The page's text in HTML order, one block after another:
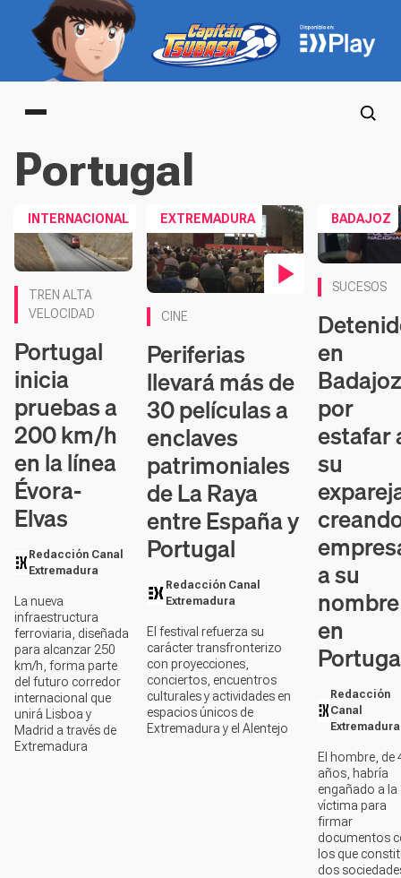
Main menu
Portugal
INTERNACIONAL
TREN ALTA
VELOCIDAD
Portugal
inicia
pruebas a
200 km/h
en la línea
Évora-
Elvas
Redacción Canal
Extremadura
La nueva
infraestructura
ferroviaria, diseñada
para alcanzar 250
km/h, forma parte
del futuro corredor
internacional que
unirá Lisboa y
Madrid a través de
Extremadura
EXTREMADURA
CINE
Periferias
llevará más de
30 películas a
enclaves
patrimoniales
de La Raya
entre España y
Portugal
Redacción Canal
Extremadura
El festival refuerza su
carácter transfronterizo
con proyecciones,
conciertos, encuentros
culturales y actividades en
espacios únicos de
Extremadura y el Alentejo
BADAJOZ
SUCESOS
en
Badajoz
por
estafar
su
a su
nombre
en
Redacción
Canal
Extremadura
El hombre, de
años, habría
engañado a la
víctima para
firmar
documentos
los que
dos